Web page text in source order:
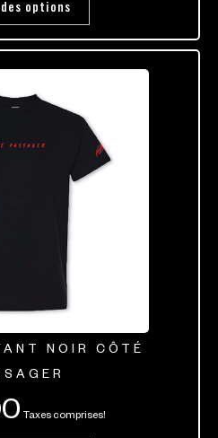
options
NOIR CÔTÉ
Taxes comprises!